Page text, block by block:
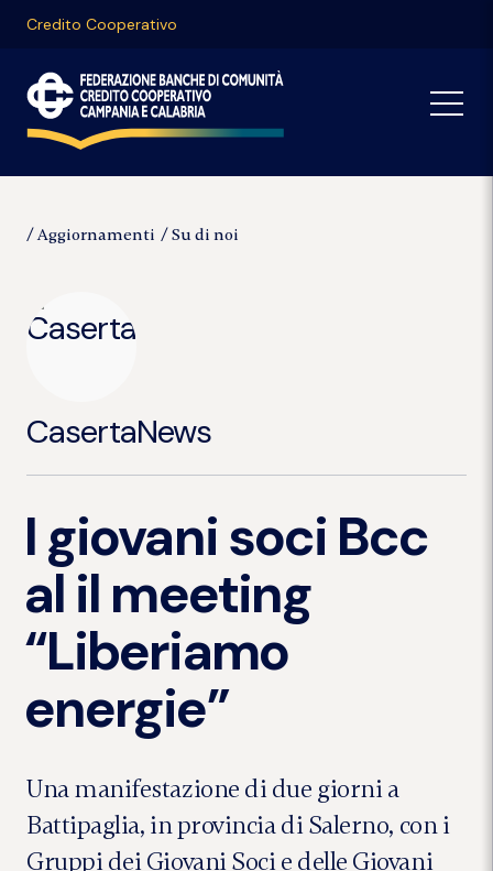
Credito Cooperativo
Aggiornamenti Su di noi
CasertaNews
I giovani soci Bcc
al il meeting
“Liberiamo
energie”
Una manifestazione di due giorni a
Battipaglia, in provincia di Salerno, con i
Gruppi dei Giovani Soci e delle Giovani